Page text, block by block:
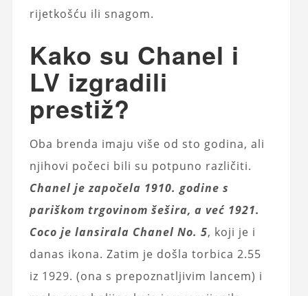
rijetkošću ili snagom.
Kako su Chanel i
LV izgradili
prestiž?
Oba brenda imaju više od sto godina, ali
njihovi počeci bili su potpuno različiti.
Chanel je započela 1910. godine s
pariškom trgovinom šešira, a već 1921.
Coco je lansirala Chanel No. 5, koji je i
danas ikona. Zatim je došla torbica 2.55
iz 1929. (ona s prepoznatljivim lancem) i